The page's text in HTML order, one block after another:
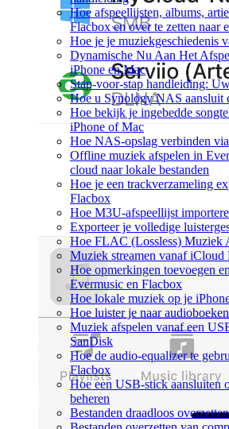
Hoe afspeellijsten, albums,
Flacbox en over te zetten naar
Hoe je je muziekgeschiedenis
Dynamische Nu Aan Het
iPhone en Mac
Stap-voor-stap handleiding:
Hoe u Synology NAS aansluit
Hoe bekijk je ingebedde
iPhone of Mac
Hoe NAS-opslag verbinden
Offline muziek afspelen in
cloud naar lokale bestanden
Hoe je een trackverzameling
Flacbox
Hoe M3U-afspeellijst
Exporteer je volledige
Hoe FLAC (Lossless) Muziek
Muziek streamen vanaf
Hoe opmerkingen toevoegen
Evermusic en Flacbox
Hoe lokale muziek op je
Hoe luister je naar
Muziek afspelen vanaf een
SanDisk
Hoe de audio-equalizer te
Flacbox
Hoe een USB-stick aansluiten
beheren
Bestanden draadloos